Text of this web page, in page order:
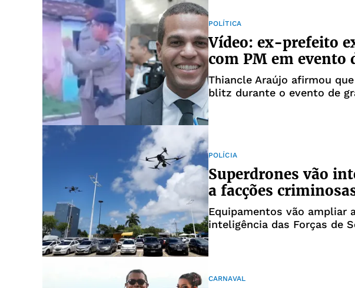
POLÍTICA
Vídeo: ex-prefeito
com PM em evento
Thiancle Araújo afirmou
blitz durante o evento de
POLÍCIA
Superdrones vão
a facções
Equipamentos vão ampliar
inteligência das Forças de
CARNAVAL